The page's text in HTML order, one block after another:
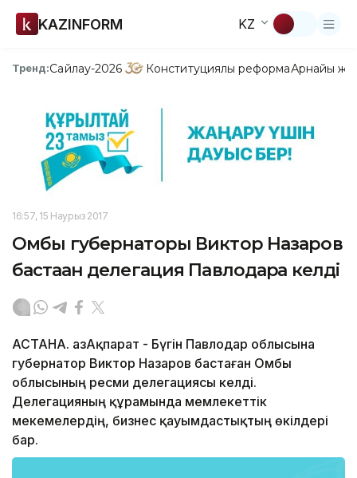
KAZINFORM KZ
Тренд:Сайлау-2026 Конституциялық реформаАрнайы
16:57, 15 Наурыз 2017
Омбы губернаторы Виктор Назаров
бастаған делегация Павлодарға келді
АСТАНА. ҚазАқпарат - Бүгін Павлодар облысына
губернатор Виктор Назаров бастаған Омбы
облысының ресми делегациясы келді.
Делегацияның құрамында мемлекеттік
мекемелердің, бизнес қауымдастықтың өкілдері
бар.